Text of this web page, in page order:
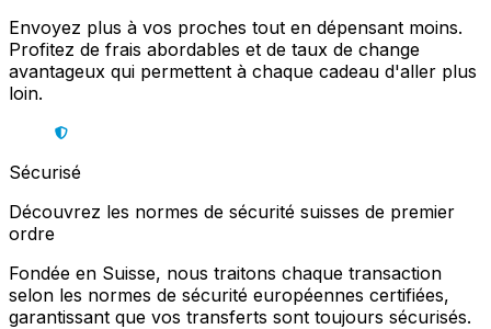
Envoyez plus à vos proches tout en dépensant moins.
Profitez de frais abordables et de taux de change
avantageux qui permettent à chaque cadeau d'aller plus
loin.
Sécurisé
Découvrez les normes de sécurité suisses de premier
ordre
Fondée en Suisse, nous traitons chaque transaction
selon les normes de sécurité européennes certifiées,
garantissant que vos transferts sont toujours sécurisés.